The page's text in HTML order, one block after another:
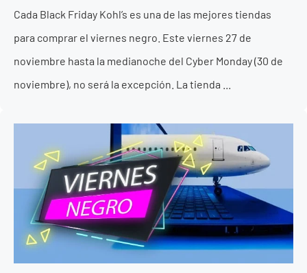
Cada Black Friday Kohl’s es una de las mejores tiendas
para comprar el viernes negro. Este viernes 27 de
noviembre hasta la medianoche del Cyber Monday (30 de
noviembre), no será la excepción. La tienda ...